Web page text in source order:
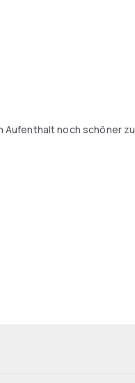
Aufenthalt noch schöner zu